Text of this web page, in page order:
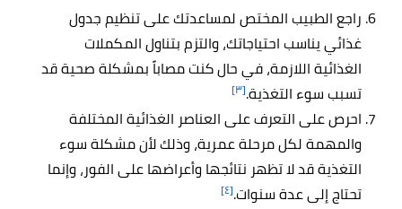
راجع الطبيب المختص لمساعدتك على تنظيم جدول
غذائي يناسب احتياجاتك، والتزم بتناول المكملات
الغذائية اللازمة، في حال كنت مصاباً بمشكلة صحية قد
تسبب سوء التغذية.[٣]
احرص على التعرف على العناصر الغذائية المختلفة
والمهمة لكل مرحلة عمرية، وذلك لأن مشكلة سوء
التغذية قد لا تظهر نتائجها وأعراضها على الفور، وإنما
تحتاج إلى عدة سنوات.[٤]